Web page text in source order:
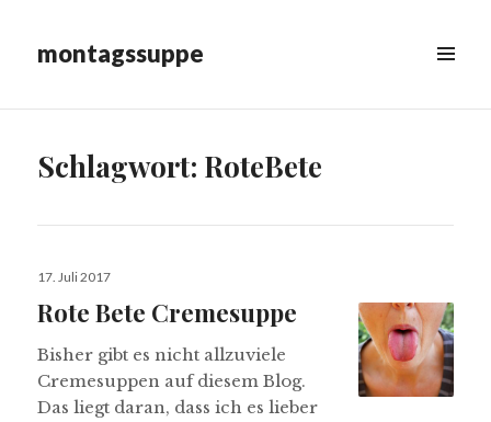
montagssuppe
WIDGETS
Schlagwort: RoteBete
Veröffentlicht
17. Juli 2017
Rote Bete Cremesuppe
Bisher gibt es nicht allzuviele
Cremesuppen auf diesem Blog.
Das liegt daran, dass ich es lieber